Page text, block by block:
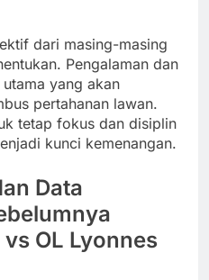
dari masing-masing
Pengalaman dan
yang akan
pertahanan lawan.
tetap fokus dan disiplin
kunci kemenangan.
Data
OL Lyonnes